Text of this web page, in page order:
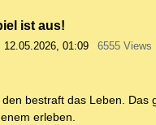
ist aus!
12.05.2026, 01:09 6555 Views
bestraft das Leben. Das
erleben.